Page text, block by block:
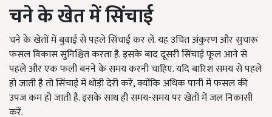
चने के खेत में सिंचाई
चने के खेतों में बुवाई से पहले सिंचाई कर लें. यह उचित अंकुरण और सुचारू
फसल विकास सुनिश्चित करता है. इसके बाद दूसरी सिंचाई फूल आने से
पहले और एक फली बनने के समय करनी चाहिए. यदि बारिश समय से पहले
हो जाती है तो सिंचाई में थोड़ी देरी करें, क्योंकि अधिक पानी में फसल की
उपज कम हो जाती है. इसके साथ ही समय-समय पर खेतों में जल निकासी
करें.